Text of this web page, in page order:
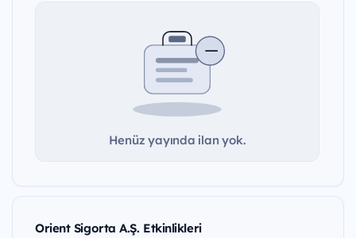
Henüz yayında ilan yok.
Orient Sigorta A.Ş. Etkinlikleri